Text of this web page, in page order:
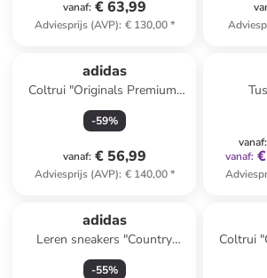
vanaf: € 63,99
Adviesprijs (AVP): € 130,00*
adidas
Coltrui "Originals Premium"
bruin
-59%
vanaf: € 56,99
Adviesprijs (AVP): € 140,00*
vanaf:
vanaf:
adidas
Leren sneakers "Country
Japan" zilverkleurig
-55%
Coltrui